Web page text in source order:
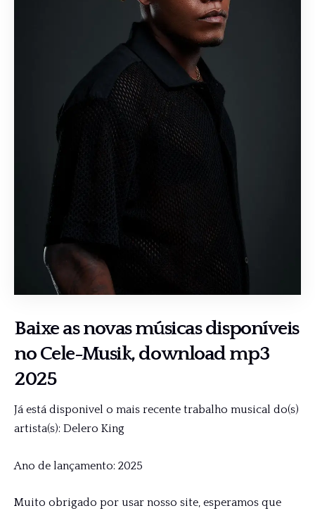
Baixe as novas músicas disponíveis
noCele-Musik, download mp3
2025
Já está disponivel o mais recente trabalho musical do(s)
artista(s): Delero King
Ano de lançamento: 2025
Muito obrigado por usar nosso site, esperamos que